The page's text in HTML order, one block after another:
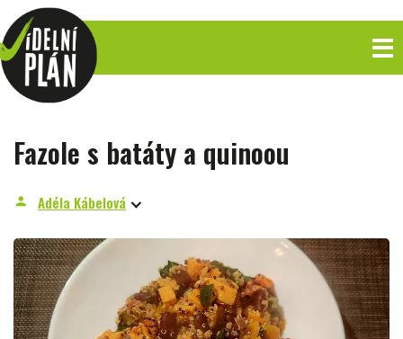
Fazole s batáty a quinoou
person Adéla Kábelová